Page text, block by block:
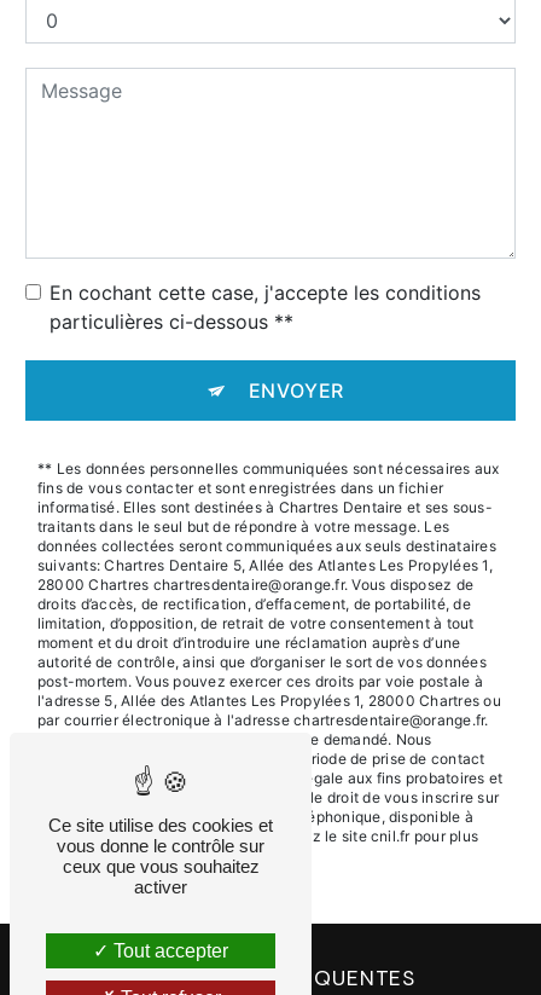
En cochant cette case, j'accepte les conditions
particulières ci-dessous **
ENVOYER
** Les données personnelles communiquées sont nécessaires aux
fins de vous contacter et sont enregistrées dans un fichier
informatisé. Elles sont destinées à Chartres Dentaire et ses sous-
traitants dans le seul but de répondre à votre message. Les
données collectées seront communiquées aux seuls destinataires
suivants: Chartres Dentaire 5, Allée des Atlantes Les Propylées 1,
28000 Chartres chartresdentaire@orange.fr. Vous disposez de
droits d’accès, de rectification, d’effacement, de portabilité, de
limitation, d’opposition, de retrait de votre consentement à tout
moment et du droit d’introduire une réclamation auprès d’une
autorité de contrôle, ainsi que d’organiser le sort de vos données
post-mortem. Vous pouvez exercer ces droits par voie postale à
l'adresse 5, Allée des Atlantes Les Propylées 1, 28000 Chartres ou
par courrier électronique à l'adresse chartresdentaire@orange.fr.
Un justificatif d'identité pourra vous être demandé. Nous
conservons vos données pendant la période de prise de contact
puis pendant la durée de prescription légale aux fins probatoires et
de gestion des contentieux. Vous avez le droit de vous inscrire sur
la liste d'opposition au démarchage téléphonique, disponible à
cette adresse:Bloctel.gouv.fr. Consultez le site cnil.fr pour plus
d’informations sur vos droits.
RECHERCHES FRÉQUENTES
Ce site utilise des cookies et
vous donne le contrôle sur
ceux que vous souhaitez
activer
Tout accepter